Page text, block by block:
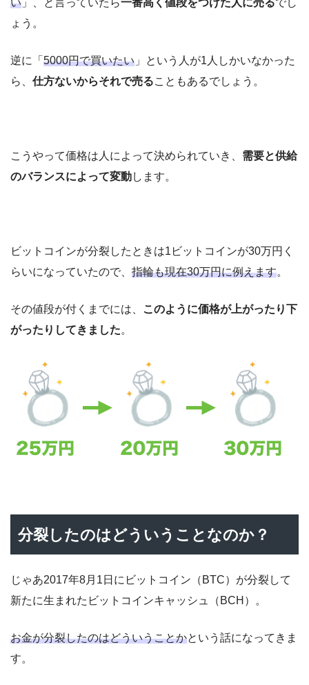
い 」、と言っていたら一番高く値段をつけた人に売るでし
ょう。
逆に「 5000円で買いたい 」という人が1人しかいなかった
ら、 仕方ないからそれで売ることもあるでしょう。
こうやって価格は人によって決められていき、 需要と供給
のバランスによって変動します。
ビットコインが分裂したときは1ビットコインが30万円く
らいになっていたので、 指輪も現在30万円に例えます。
その値段が付くまでには、
このように価格が上がったり下
がったりしてきました。
分裂したのはどういうことなのか？
じゃあ2017年8月1日にビットコイン（BTC）が分裂して
新たに生まれたビットコインキャッシュ（BCH）。
お金が分裂したのはどういうことかという話になってきま
す。